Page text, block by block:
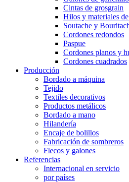
Cintas de grosgrain
Hilos y materiales
Soutache y
Cordones redondos
Paspue
Cordones planos y
Cordones cuadrados
Producción
Bordado a máquina
Tejido
Textiles decorativos
Productos metálicos
Bordado a mano
Hilandería
Encaje de bolillos
Fabricación de sombreros
Flecos y galones
Referencias
Internacional en servicio
por países